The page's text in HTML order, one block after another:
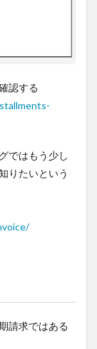
認する
ではもう少し
りたいという
請求ではある